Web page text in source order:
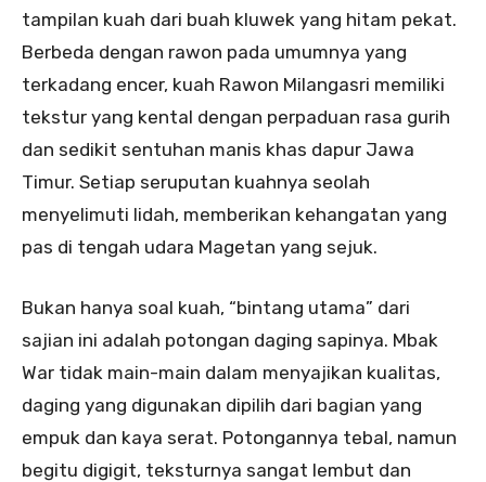
tampilan kuah dari buah kluwek yang hitam pekat.
Berbeda dengan rawon pada umumnya yang
terkadang encer, kuah Rawon Milangasri memiliki
tekstur yang kental dengan perpaduan rasa gurih
dan sedikit sentuhan manis khas dapur Jawa
Timur. Setiap seruputan kuahnya seolah
menyelimuti lidah, memberikan kehangatan yang
pas di tengah udara Magetan yang sejuk.
Bukan hanya soal kuah, “bintang utama” dari
sajian ini adalah potongan daging sapinya. Mbak
War tidak main-main dalam menyajikan kualitas,
daging yang digunakan dipilih dari bagian yang
empuk dan kaya serat. Potongannya tebal, namun
begitu digigit, teksturnya sangat lembut dan